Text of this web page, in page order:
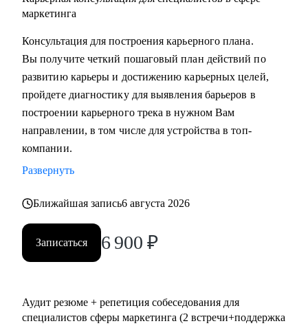
оптимизировать процессы внутри отдела маркетинга и
собственниками.
Кому могу помочь:
• Всем, кто хочет сменить карьерный трек и перейти в
маркетинг или развиваться в консалтинге;
• Специалистам (Junior-Middle-Senior) и руководителям из:
копирайтинг, event-маркетинг, контент-маркетинг и пр.) и
- E-commerce;
• Директорам по направлениям: маркетинг, e-commerce,
развитие бизнеса;
• Руководителям бизнеса в построении отдела маркетинга.
маркетинга
Консультация для построения карьерного плана.
Вы получите четкий пошаговый план действий по
развитию карьеры и достижению карьерных целей,
пройдете диагностику для выявления барьеров в
построении карьерного трека в нужном Вам
направлении, в том числе для устройства в топ-
компании.
Развернуть
Ближайшая запись6 августа 2026
Записаться 6 900 ₽
Аудит резюме + репетиция собеседования для
специалистов сферы маркетинга (2 встречи+поддержка